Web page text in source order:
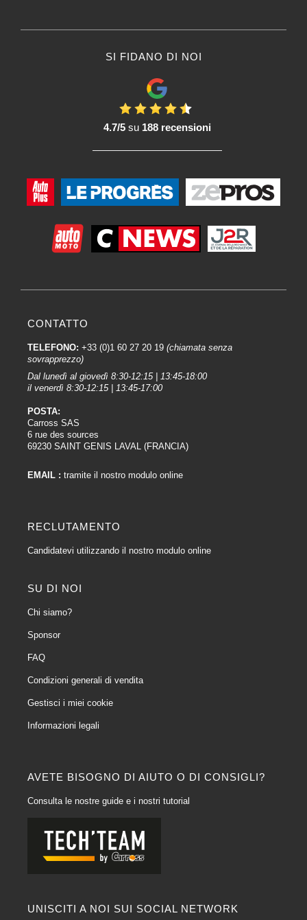
SI FIDANO DI NOI
4.7/5su 188 recensioni
AVETE BISOGNO DI AIUTO O DI CONSIGLI?
Consulta le nostre guide e i nostri tutorial
UNISCITI A NOI SUI SOCIAL NETWORK
CONTATTO
TELEFONO: +33 (0)1 60 27 20 19 (chiamata senza
sovrapprezzo)
Dal lunedì al giovedì 8:30-12:15 | 13:45-18:00
il venerdì 8:30-12:15 | 13:45-17:00
POSTA:
Carross SAS
6 rue des sources
69230 SAINT GENIS LAVAL (FRANCIA)
EMAIL : tramite il nostro modulo online
RECLUTAMENTO
Candidatevi utilizzando il nostro modulo online
SU DI NOI
Chi siamo?
Sponsor
FAQ
Condizioni generali di vendita
Gestisci i miei cookie
Informazioni legali